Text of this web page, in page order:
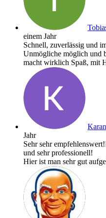
einem Jahr
Schnell, zuverlässig und
Unmögliche möglich und
macht wirklich Spaß, mit
Jahr
Sehr sehr
und sehr professionell!
Hier ist man sehr gut